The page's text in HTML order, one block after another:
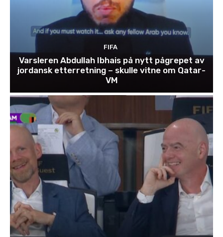
FIFA
Varsleren Abdullah Ibhais på nytt pågrepet av
jordansk etterretning – skulle vitne om Qatar-
VM